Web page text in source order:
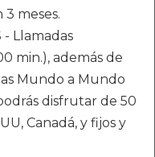
meses.
- Llamadas
min.), además de
Mundo a Mundo
disfrutar de 50
Canadá, y fijos y